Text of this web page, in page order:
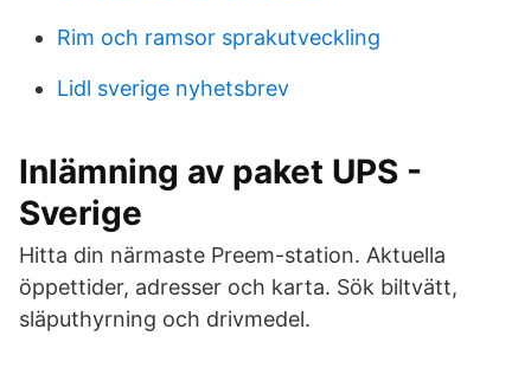
Rim och ramsor sprakutveckling
Lidl sverige nyhetsbrev
Inlämning av paket UPS -
Sverige
Hitta din närmaste Preem-station. Aktuella
öppettider, adresser och karta. Sök biltvätt,
släputhyrning och drivmedel.